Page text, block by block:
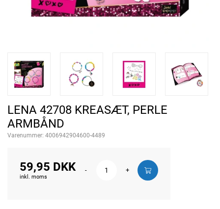
LENA 42708 KREASÆT, PERLE
ARMBÅND
Varenummer: 4006942904600-4489
59,95 DKK
inkl. moms
- +